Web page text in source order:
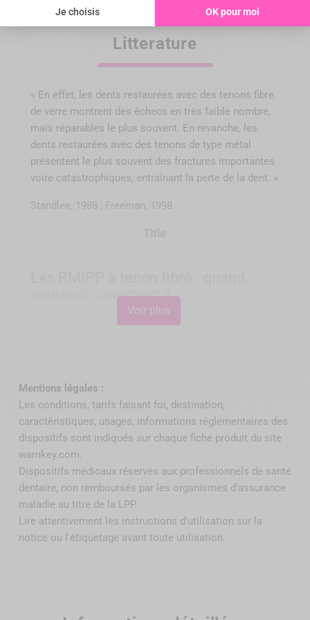
Exemple d’une pose d’un tenon OverPost
Acceptez les cookies pour afficher le contenu
YouTube.
Accepter les cookies YouTube
Litterature
« En effet, les dents restaurées avec des tenons fibre
de verre montrent des échecs en très faible nombre,
mais réparables le plus souvent. En revanche, les
dents restaurées avec des tenons de type métal
présentent le plus souvent des fractures importantes
voire catastrophiques, entraînant la perte de la dent. »
Standlee, 1988 ; Freeman, 1998
pourquoi, comment ?
propriétés physiques et mécaniques sont proches de
celles de la dentine. Le collage canalaire du tenon et
coronaire du composite de reconstitution permet de
répondre totalement au principe d'économie tissulaire
et participe ainsi au maintien de solidité de la dent
dépulpée. L'amélioration constante des systèmes de
collage, tant au niveau de leur performance que de
leurs applications cliniques, a permis d'aboutir à des
protocoles fiables et reproductibles. Ces
reconstitutions constituent, dans la limite de leurs
présentent l'avantage de vouloir former une entité
Voir plus
Mentions légales :
Les conditions, tarifs faisant foi, destination,
caractéristiques, usages, informations réglementaires des
dispositifs sont indiqués sur chaque fiche produit du site
wamkey.com.
Dispositifs médicaux réservés aux professionnels de santé
dentaire, non remboursés par les organismes d'assurance
maladie au titre de la LPP.
Lire attentivement les instructions d'utilisation sur la
notice ou l'étiquetage avant toute utilisation.